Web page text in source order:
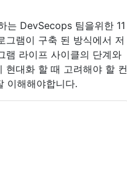
는 DevSecops 팀을위한 11
그램이 구축 된 방식에서 저
램 라이프 사이클의 단계와
현대화 할 때 고려해야 할 컨
이해해야합니다.